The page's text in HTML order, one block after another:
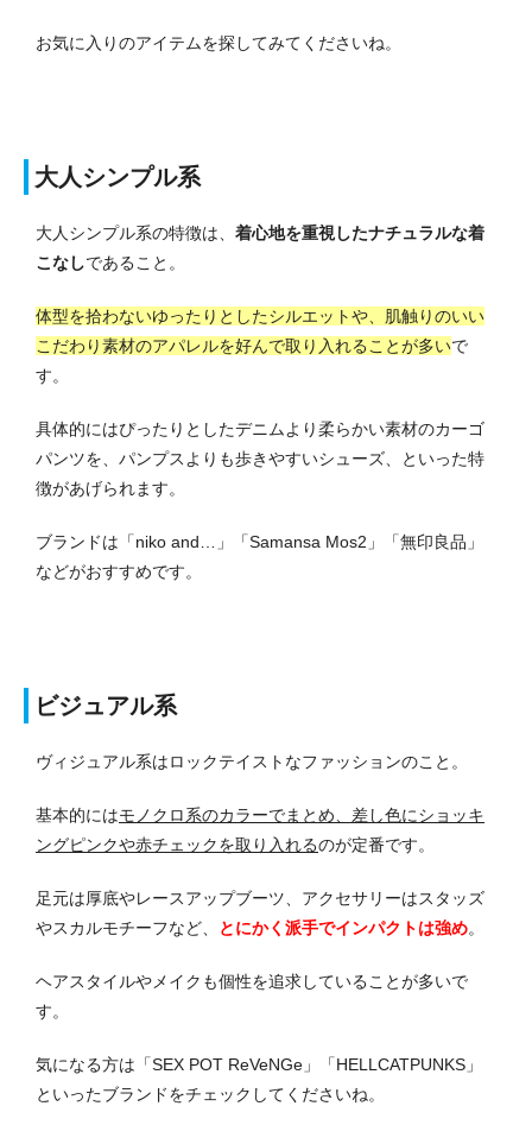
お気に入りのアイテムを探してみてくださいね。
大人シンプル系
大人シンプル系の特徴は、 着心地を重視したナチュラルな着
こなしであること。
体型を拾わないゆったりとしたシルエットや、肌触りのいい
こだわり素材のアパレルを好んで取り入れることが多いで
す。
具体的にはぴったりとしたデニムより柔らかい素材のカーゴ
パンツを、パンプスよりも歩きやすいシューズ、といった特
徴があげられます。
ブランドは「niko and…」「Samansa Mos2」「無印良品」
などがおすすめです。
ビジュアル系
ヴィジュアル系はロックテイストなファッションのこと。
基本的にはモノクロ系のカラーでまとめ、差し色にショッキ
ングピンクや赤チェックを取り入れるのが定番です。
足元は厚底やレースアップブーツ、アクセサリーはスタッズ
やスカルモチーフなど、
とにかく派手でインパクトは強め。
ヘアスタイルやメイクも個性を追求していることが多いで
す。
気になる方は「SEX POT ReVeNGe」「HELLCATPUNKS」
といったブランドをチェックしてくださいね。